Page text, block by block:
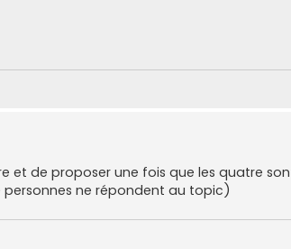
et de proposer une fois que les quatre
ne répondent au topic)